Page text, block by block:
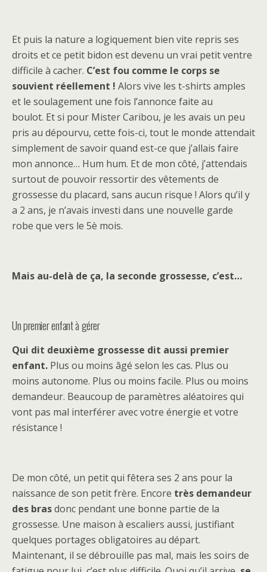
Et puis la nature a logiquement bien vite repris ses
droits et ce petit bidon est devenu un vrai petit ventre
difficile à cacher. C’est fou comme le corps se
souvient réellement ! Alors vive les t-shirts amples
et le soulagement une fois l’annonce faite au
boulot. Et si pour Mister Caribou, je les avais un peu
pris au dépourvu, cette fois-ci, tout le monde attendait
simplement de savoir quand est-ce que j’allais faire
mon annonce… Hum hum. Et de mon côté, j’attendais
surtout de pouvoir ressortir des vêtements de
grossesse du placard, sans aucun risque ! Alors qu’il y
a 2 ans, je n’avais investi dans une nouvelle garde
robe que vers le 5è mois.
Mais au-delà de ça, la seconde grossesse, c’est…
Un premier enfant à gérer
Qui dit deuxième grossesse dit aussi premier
enfant. Plus ou moins âgé selon les cas. Plus ou
moins autonome. Plus ou moins facile. Plus ou moins
demandeur. Beaucoup de paramètres aléatoires qui
vont pas mal interférer avec votre énergie et votre
résistance !
De mon côté, un petit qui fêtera ses 2 ans pour la
naissance de son petit frère. Encore très demandeur
des brasdonc pendant une bonne partie de la
grossesse. Une maison à escaliers aussi, justifiant
quelques portages obligatoires au départ.
Maintenant, il se débrouille pas mal, mais les soirs de